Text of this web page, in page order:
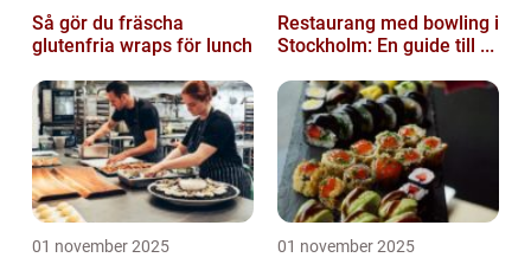
Så gör du fräscha
glutenfria wraps för lunch
Restaurang med bowling i
Stockholm: En guide till ...
01 november 2025 01 november 2025